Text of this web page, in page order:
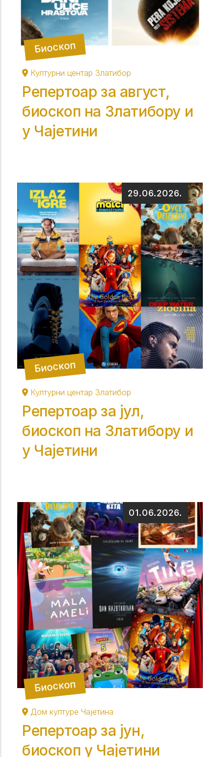
Биоскоп
Културни центар Златибор
Репертоар за август,
биоскоп на Златибору и
у Чајетини
29.06.2026.
Биоскоп
Културни центар Златибор
Репертоар за јул,
биоскоп на Златибору и
у Чајетини
01.06.2026.
Биоскоп
Дом културе Чајетина
Репертоар за јун,
биоскоп у Чајетини